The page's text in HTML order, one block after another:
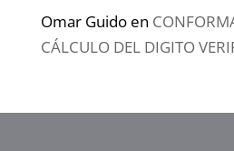
Omar Guidoen
CÁLCULO DEL DIGITO